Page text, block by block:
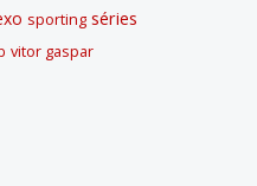
sporting séries
vitor gaspar